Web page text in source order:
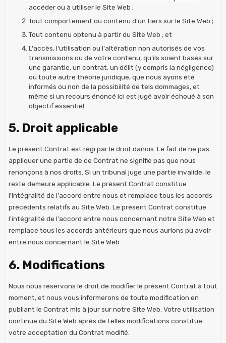
accéder ou à utiliser le Site Web ;
Tout comportement ou contenu d'un tiers sur le Site Web ;
Tout contenu obtenu à partir du Site Web ; et
L'accès, l'utilisation ou l'altération non autorisés de vos
transmissions ou de votre contenu, qu'ils soient basés sur
une garantie, un contrat, un délit (y compris la négligence)
ou toute autre théorie juridique, que nous ayons été
informés ou non de la possibilité de tels dommages, et
même si un recours énoncé ici est jugé avoir échoué à son
objectif essentiel.
5. Droit applicable
Le présent Contrat est régi par le droit danois. Le fait de ne pas
appliquer une partie de ce Contrat ne signifie pas que nous
renonçons à nos droits. Si un tribunal juge une partie invalide, le
reste demeure applicable. Le présent Contrat constitue
l'intégralité de l'accord entre nous et remplace tous les accords
précédents relatifs au Site Web. Le présent Contrat constitue
l'intégralité de l'accord entre nous concernant notre Site Web et
remplace tous les accords antérieurs que nous aurions pu avoir
entre nous concernant le Site Web.
6. Modifications
Nous nous réservons le droit de modifier le présent Contrat à tout
moment, et nous vous informerons de toute modification en
publiant le Contrat mis à jour sur notre Site Web. Votre utilisation
continue du Site Web après de telles modifications constitue
votre acceptation du Contrat modifié.